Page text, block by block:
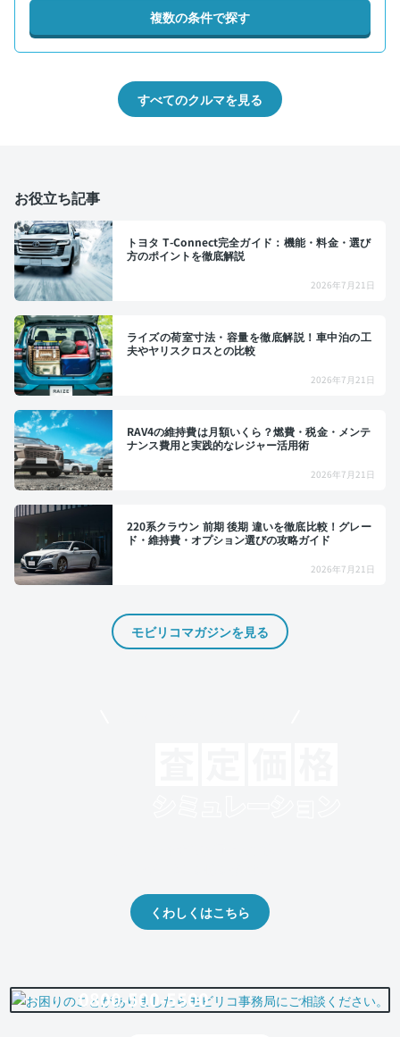
複数の条件で探す
すべてのクルマを見る
お役立ち記事
トヨタ T-Connect完全ガイド：機能・料金・選び
方のポイントを徹底解説
2026年7月21日
ライズの荷室寸法・容量を徹底解説！車中泊の工
夫やヤリスクロスとの比較
2026年7月21日
RAV4の維持費は月額いくら？燃費・税金・メンテ
ナンス費用と実践的なレジャー活用術
2026年7月21日
220系クラウン 前期 後期 違いを徹底比較！グレー
ド・維持費・オプション選びの攻略ガイド
2026年7月21日
モビリコマガジンを見る
くわしくはこちら
0800-500-5500